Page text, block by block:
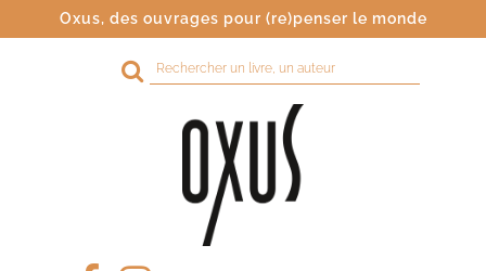
Oxus, des ouvrages pour (re)penser le monde
Rechercher
sur
site